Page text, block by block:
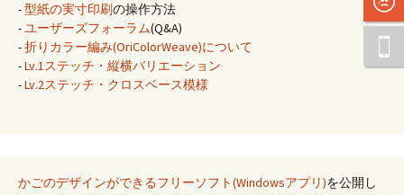
-型紙の実寸印刷の操作方法
-ユーザーズフォーラム(Q&A)
-折りカラー編み(OriColorWeave)について
-Lv.1ステッチ・縦横バリエーション
-Lv.2ステッチ・クロスベース模様
かごのデザインができるフリーソフト(Windowsアプリ)を公開し